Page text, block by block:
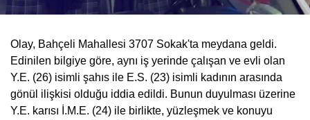
Olay, Bahçeli Mahallesi 3707 Sokak'ta meydana geldi.
Edinilen bilgiye göre, aynı iş yerinde çalışan ve evli olan
Y.E. (26) isimli şahıs ile E.S. (23) isimli kadının arasında
gönül ilişkisi olduğu iddia edildi. Bunun duyulması üzerine
Y.E. karısı İ.M.E. (24) ile birlikte, yüzleşmek ve konuyu